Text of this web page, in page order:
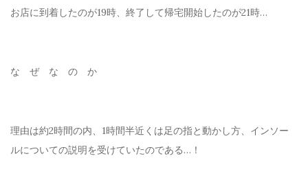
お店に到着したのが19時、終了して帰宅開始したのが21時…
な ぜ な の か
理由は約2時間の内、1時間半近くは足の指と動かし方、インソー
ルについての説明を受けていたのである…！